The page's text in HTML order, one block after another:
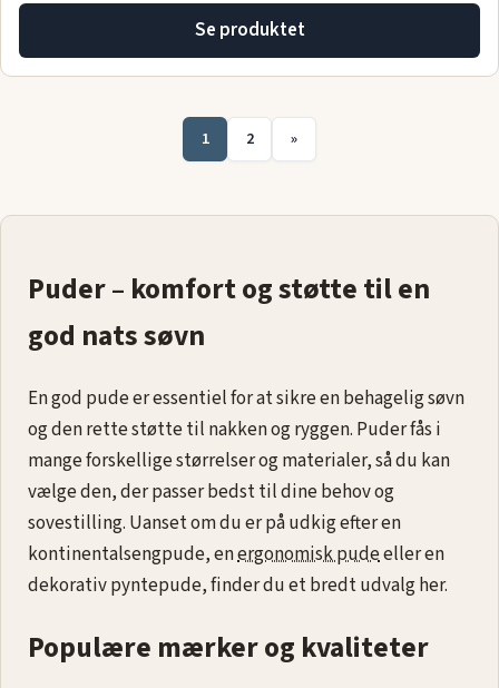
Se produktet
1 2 »
Puder – komfort og støtte til en
god nats søvn
En god pude er essentiel for at sikre en behagelig søvn
og den rette støtte til nakken og ryggen. Puder fås i
mange forskellige størrelser og materialer, så du kan
vælge den, der passer bedst til dine behov og
sovestilling. Uanset om du er på udkig efter en
kontinentalsengpude, energonomisk pudeeller en
dekorativ pyntepude, finder du et bredt udvalg her.
Populære mærker og kvaliteter